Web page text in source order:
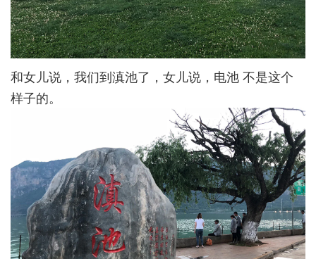
和女儿说，我们到滇池了，女儿说，电池 不是这个
样子的。